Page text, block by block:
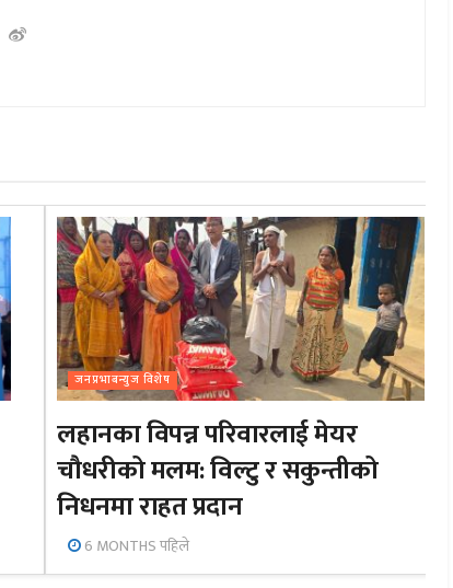
जनप्रभाबन्युज विशेष
लहानका विपन्न परिवारलाई मेयर
चौधरीको मलम: विल्टु र सकुन्तीको
निधनमा राहत प्रदान
6 MONTHS पहिले